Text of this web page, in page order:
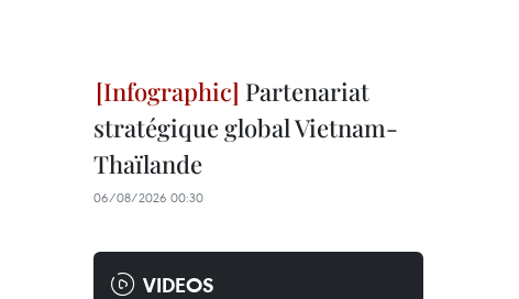
Partenariat
stratégique global Vietnam-
Thaïlande
06/08/2026 00:30
VIDEOS